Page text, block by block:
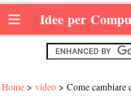
≡ Idee per
Home video Come cambiare